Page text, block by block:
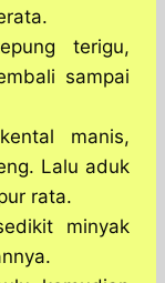
terigu,
sampai
manis,
Lalu aduk
rata.
minyak